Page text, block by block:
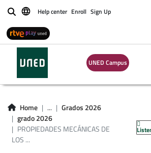
BuscarHelp center Enroll Sign Up
UNED Campus
Home ...
Grados 2026
grado 2026
PROPIEDADES MECÁNICAS DE
LOS ...
MECÁNICAS
MATERIALES